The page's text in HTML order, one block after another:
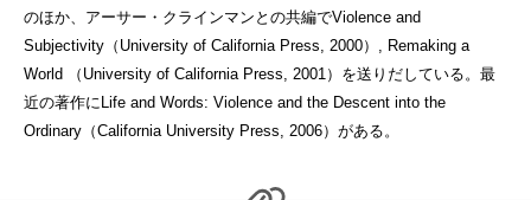
のほか、アーサー・クラインマンとの共編でViolence and
Subjectivity（University of California Press, 2000）, Remaking a
World （University of California Press, 2001）を送りだしている。最
近の著作にLife and Words: Violence and the Descent into the
Ordinary（California University Press, 2006）がある。